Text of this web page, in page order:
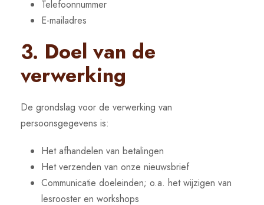
Telefoonnummer
E-mailadres
3. Doel van de
verwerking
De grondslag voor de verwerking van
persoonsgegevens is:
Het afhandelen van betalingen
Het verzenden van onze nieuwsbrief
Communicatie doeleinden; o.a. het wijzigen van
lesrooster en workshops